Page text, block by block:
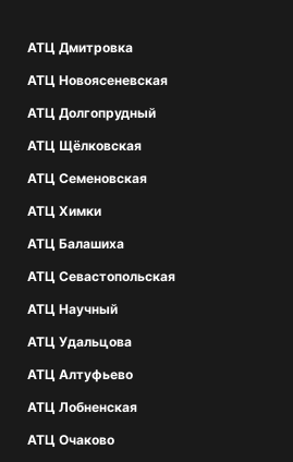
АТЦ Дмитровка
АТЦ Новоясеневская
АТЦ Долгопрудный
АТЦ Щёлковская
АТЦ Семеновская
АТЦ Химки
АТЦ Балашиха
АТЦ Севастопольская
АТЦ Научный
АТЦ Удальцова
АТЦ Алтуфьево
АТЦ Лобненская
АТЦ Очаково